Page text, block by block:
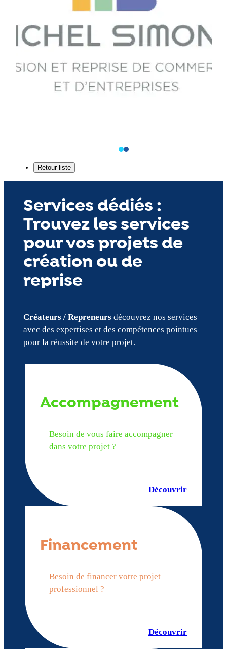
Services dédiés :
Trouvez les services
pour vos projets de
création ou de
reprise
Créateurs / Repreneursdécouvrez nos services
avec des expertises et des compétences pointues
pour la réussite de votre projet.
Accompagnement
Besoin de vous faire accompagner
dans votre projet ?
Découvrir
Financement
Besoin de financer votre projet
professionnel ?
Découvrir